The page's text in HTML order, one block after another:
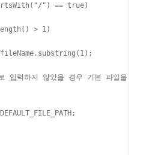
") == true)
> 1)
입력하지 않았을 경우 기본 파일을 출